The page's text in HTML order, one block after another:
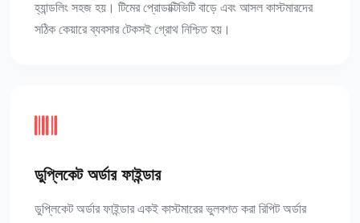
হ্যান্ডলিং সহজ হয়। টিমের প্রোডাক্টিভিটি বাড়ে এবং আসল কাস্টমারদের
সঠিক কেয়ারে ব্যবসার টেকসই গ্রোথ নিশ্চিত হয়।
ডুপ্লিকেট অর্ডার ফাইন্ডার
ডুপ্লিকেট অর্ডার ফাইন্ডার একই কাস্টমারের ভুলবশত করা রিপিট অর্ডার